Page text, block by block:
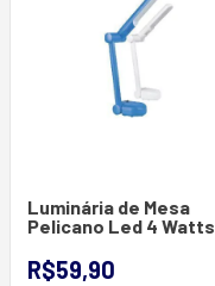
Luminária de Mesa
Pelicano Led 4 Watts
com Lâmpada 5.000 K
R$59,90